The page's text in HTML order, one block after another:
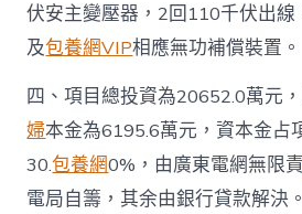
伏安主變壓器，2回110千伏出
及包養網VIP相應無功補償裝置。
四、項目總投資為20652.0萬元
婦本金為6195.6萬元，資本金占
30.包養網0%，由廣東電網無限
電局自籌，其余由銀行貸款解決